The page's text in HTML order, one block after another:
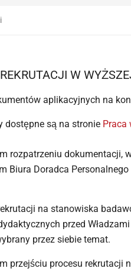
W
aplikacyjnych na
dostępne są na stronie Praca
rozpatrzeniu dokumentacji,
Biura Doradca
na stanowiska
przed
przez siebie temat.
przejściu procesu rekrutacji